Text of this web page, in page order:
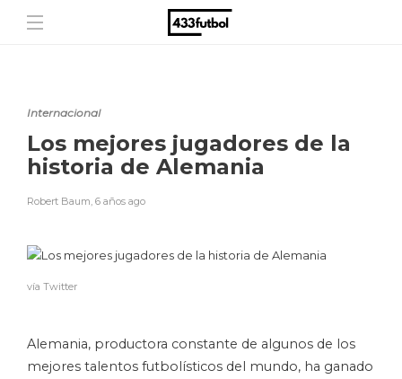
Internacional
Los mejores jugadores de la
historia de Alemania
Robert Baum, 6 años ago
vía Twitter
Alemania, productora constante de algunos de los
mejores talentos futbolísticos del mundo, ha ganado